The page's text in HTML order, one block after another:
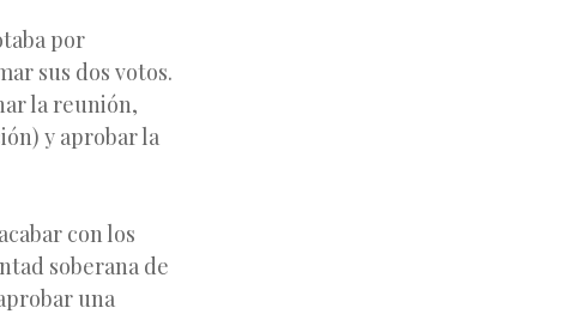
por
sus dos votos.
la reunión,
y aprobar la
con los
soberana de
una